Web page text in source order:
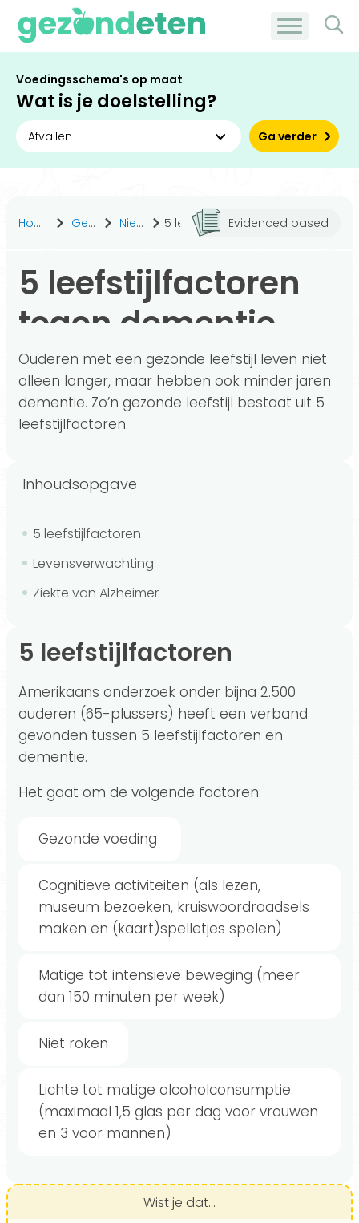
Voedingsschema's op maat
Wat is je doelstelling?
Ga verder
Home Gezond leven Nieuws 5 leefstijlfactoren tegen dementie Evidenced based
5 leefstijlfactoren
tegen dementie
Ouderen met een gezonde leefstijl leven niet
alleen langer, maar hebben ook minder jaren
dementie. Zo’n gezonde leefstijl bestaat uit 5
leefstijlfactoren.
Inhoudsopgave
5 leefstijlfactoren
Levensverwachting
Ziekte van Alzheimer
5 leefstijlfactoren
Amerikaans onderzoek onder bijna 2.500
ouderen (65-plussers) heeft een verband
gevonden tussen 5 leefstijlfactoren en
dementie.
Het gaat om de volgende factoren:
Gezonde voeding
Cognitieve activiteiten (als lezen,
museum bezoeken, kruiswoordraadsels
maken en (kaart)spelletjes spelen)
Matige tot intensieve beweging (meer
dan 150 minuten per week)
Niet roken
Lichte tot matige alcoholconsumptie
(maximaal 1,5 glas per dag voor vrouwen
en 3 voor mannen)
Wist je dat...